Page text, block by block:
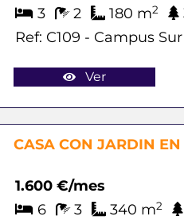
3
2 180 m2
Ref: C109 - Campus
Ver
CASA CON JARDIN
1.600 €/mes
6
3 340 m2